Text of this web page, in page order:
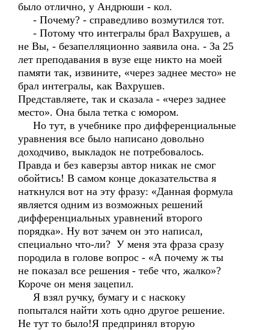
было отлично, у Андрюши - кол.
- Почему? - справедливо возмутился тот.
- Потому что интегралы брал Вахрушев, а
не Вы, - безапелляционно заявила она. - За 25
лет преподавания в вузе еще никто на моей
памяти так, извините, «через заднее место» не
брал интегралы, как Вахрушев.
Представляете, так и сказала - «через заднее
место». Она была тетка с юмором.
Но тут, в учебнике про дифференциальные
уравнения все было написано довольно
доходчиво, выкладок не потребовалось.
Правда и без каверзы автор никак не смог
обойтись! В самом конце доказательства я
наткнулся вот на эту фразу: «Данная формула
является одним из возможных решений
дифференциальных уравнений второго
порядка». Ну вот зачем он это написал,
специально что-ли? У меня эта фраза сразу
породила в голове вопрос - «А почему ж ты
не показал все решения - тебе что, жалко»?
Короче он меня зацепил.
Я взял ручку, бумагу и с наскоку
попытался найти хоть одно другое решение.
Не тут то было!Я предпринял вторую